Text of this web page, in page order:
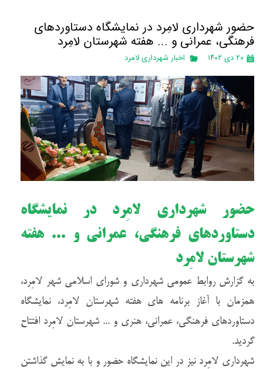
حضور شهرداری لامِرد در نمایشگاه دستاوردهای
فرهنگی، عمرانی و ... هفته شهرستان لامِرد
۲۰ دی ۱۴۰۲ اخبار شهرداری لامرد
حضور شهرداری لامِرد در نمایشگاه
دستاوردهای فرهنگی، عمرانی و ... هفته
شهرستان لامِرد
به گزارش روابط عمومی شهرداری و شورای اسلامی شهر لامِرد،
همزمان با آغاز برنامه های هفته شهرستان لامِرد، نمایشگاه
دستاوردهای فرهنگی، عمرانی، هنری و ... شهرستان لامِرد افتتاح
گردید.
شهرداری لامِرد نیز در این نمایشگاه حضور و با به نمایش گذاشتن